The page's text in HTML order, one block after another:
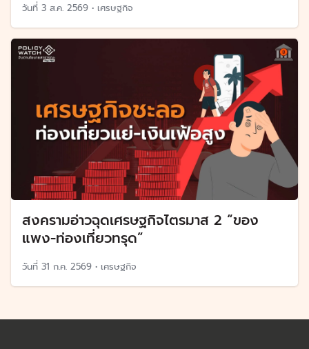
วันที่ 3 ส.ค. 2569 • เศรษฐกิจ
สงครามอ่าวฉุดเศรษฐกิจไตรมาส 2 “ของ
แพง-ท่องเที่ยวทรุด”
วันที่ 31 ก.ค. 2569 • เศรษฐกิจ